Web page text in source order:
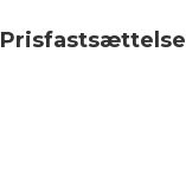
Prisfastsættelse